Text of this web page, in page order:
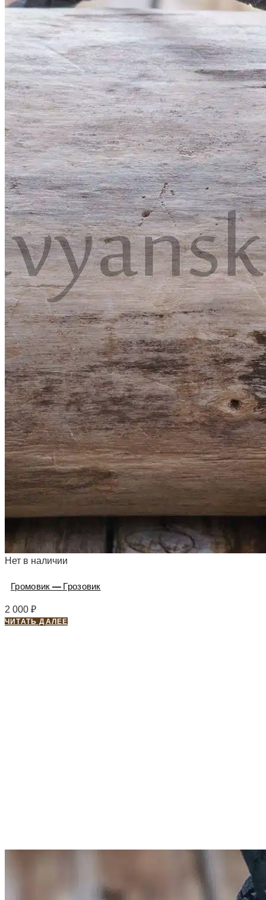
Нет в наличии
Громовик — Грозовик
2 000 ₽
ЧИТАТЬ ДАЛЕЕ